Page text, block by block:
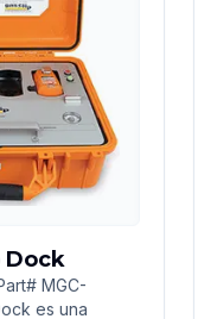
Dock
MGC-
es una